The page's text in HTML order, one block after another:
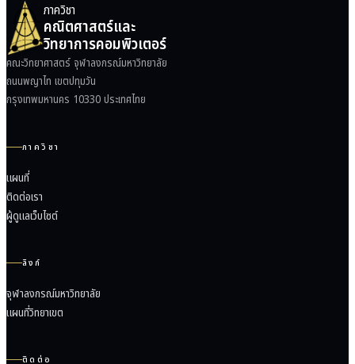
ภาควิชา
คณิตศาสตร์และ
วิทยาการคอมพิวเตอร์
คณะวิทยาศาสตร์ จุฬาลงกรณ์มหาวิทยาลัย
ถนนพญาไท เขตปทุมวัน
กรุงเทพมหานคร 10330 ประเทศไทย
ภาควิชา
แผนที่
ติดต่อเรา
ผู้ดูแลเว็บไซต์
ลิงก์
จุฬาลงกรณ์มหาวิทยาลัย
แผนที่วิทยาเขต
ติดต่อ